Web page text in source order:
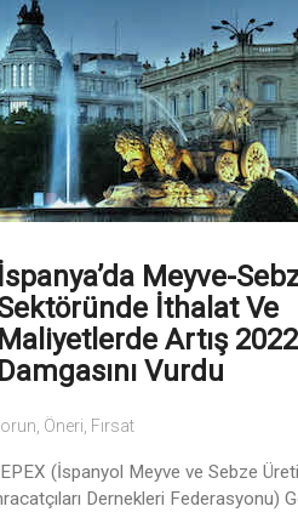
İspanya’da Meyve-
İthalat Ve
Maliyetlerde Artış 2022
Damgasını Vurdu
Öneri, Fırsat
(İspanyol Meyve ve Sebze
Dernekleri Federasyonu)